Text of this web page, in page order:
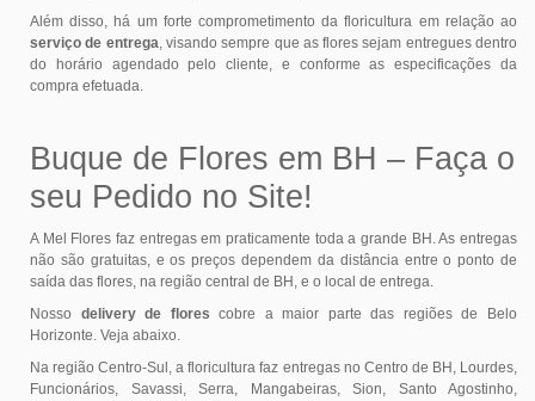
Além disso, há um forte comprometimento da floricultura em relação ao
serviço de entrega, visando sempre que as flores sejam entregues dentro
do horário agendado pelo cliente, e conforme as especificações da
compra efetuada.
Buque de Flores em BH – Faça o
seu Pedido no Site!
A Mel Flores faz entregas em praticamente toda a grande BH. As entregas
não são gratuitas, e os preços dependem da distância entre o ponto de
saída das flores, na região central de BH, e o local de entrega.
Nosso delivery de flores cobre a maior parte das regiões de Belo
Horizonte. Veja abaixo.
Na região Centro-Sul, a floricultura faz entregas no Centro de BH, Lourdes,
Funcionários, Savassi, Serra, Mangabeiras, Sion, Santo Agostinho,